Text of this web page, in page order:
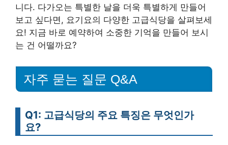
니다. 다가오는 특별한 날을 더욱 특별하게 만들어
보고 싶다면, 요기요의 다양한 고급식당을 살펴보세
요! 지금 바로 예약하여 소중한 기억을 만들어 보시
는 건 어떨까요?
자주 묻는 질문 Q&A
Q1: 고급식당의 주요 특징은 무엇인가
요?